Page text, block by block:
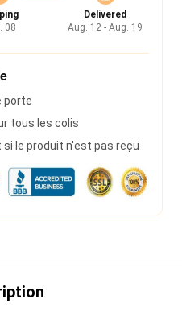
08
Delivered
Aug. 12 - Aug. 19
porte
tous les colis
le produit n'est pas reçu